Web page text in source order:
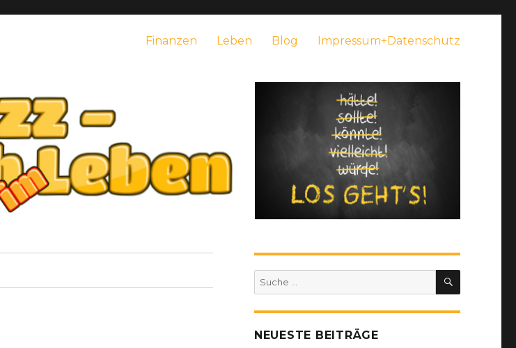
Finanzen Leben Blog Impressum+Datenschutz
Suche
nach:
SUCHEN
NEUESTE BEITRÄGE